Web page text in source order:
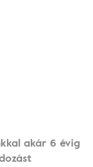
akár 6 évig